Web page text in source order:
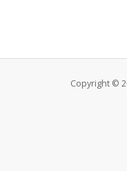
Copyright ©